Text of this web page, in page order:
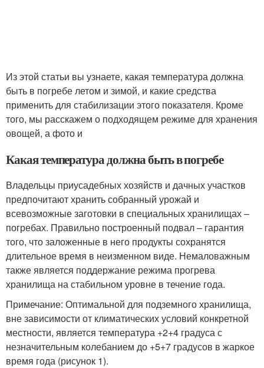
Из этой статьи вы узнаете, какая температура должна
быть в погребе летом и зимой, и какие средства
применить для стабилизации этого показателя. Кроме
того, мы расскажем о подходящем режиме для хранения
овощей, а фото и
Какая температура должна быть в погребе
Владельцы приусадебных хозяйств и дачных участков
предпочитают хранить собранный урожай и
всевозможные заготовки в специальных хранилищах –
погребах. Правильно построенный подвал – гарантия
того, что заложенные в него продукты сохранятся
длительное время в неизменном виде. Немаловажным
также является поддержание режима прогрева
хранилища на стабильном уровне в течение года.
Примечание: Оптимальной для подземного хранилища,
вне зависимости от климатических условий конкретной
местности, является температура +2+4 градуса с
незначительным колебанием до +5+7 градусов в жаркое
время года (рисунок 1).